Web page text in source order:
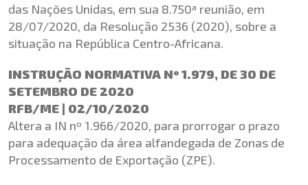
das Nações Unidas, em sua 8.750ª reunião, em
28/07/2020, da Resolução 2536 (2020), sobre a
situação na República Centro-Africana.
INSTRUÇÃO NORMATIVA Nº 1.979, DE 30 DE
SETEMBRO DE 2020
RFB/ME | 02/10/2020
Altera a IN nº 1.966/2020, para prorrogar o prazo
para adequação da área alfandegada de Zonas de
Processamento de Exportação (ZPE).